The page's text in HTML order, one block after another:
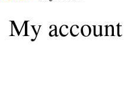
My account